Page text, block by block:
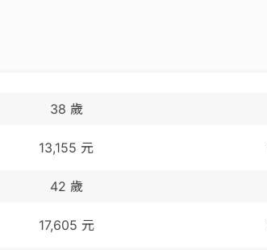
38 歲
13,155 元
42 歲
17,605 元